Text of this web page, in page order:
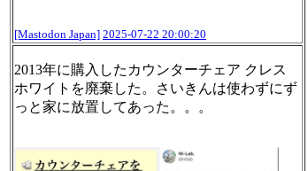
[Mastodon Japan] 2025-07-22 20:00:20
2013年に購入したカウンターチェア クレス
ホワイトを廃棄した。さいきんは使わずにず
っと家に放置してあった。。。